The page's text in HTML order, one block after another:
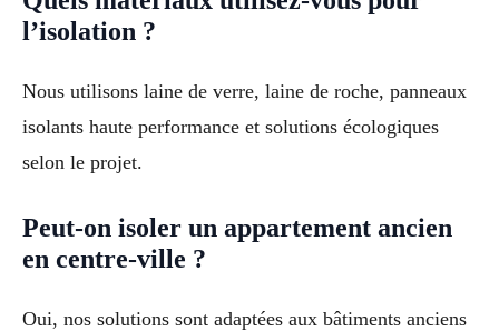
l’isolation ?
Nous utilisons laine de verre, laine de roche, panneaux
isolants haute performance et solutions écologiques
selon le projet.
Peut-on isoler un appartement ancien
en centre-ville ?
Oui, nos solutions sont adaptées aux bâtiments anciens